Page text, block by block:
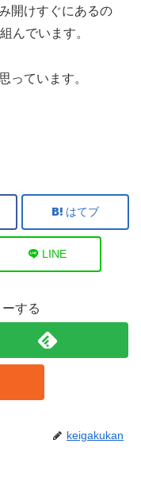
開けすぐにあるの
んでいます。
っています。
はてブ
LINE
する
keigakukan